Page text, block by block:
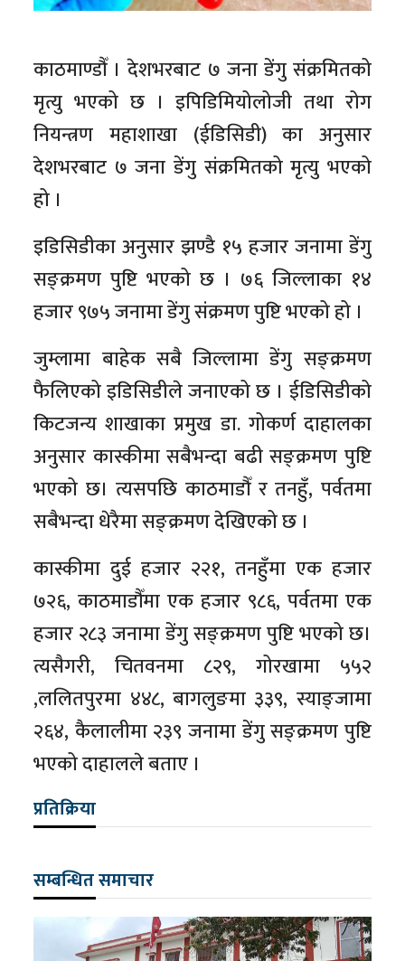
काठमाण्डौँ । देशभरबाट ७ जना डेंगु संक्रमितको
मृत्यु भएको छ । इपिडिमियोलोजी तथा रोग
नियन्त्रण महाशाखा (ईडिसिडी) का अनुसार
देशभरबाट ७ जना डेंगु संक्रमितको मृत्यु भएको
हो ।
इडिसिडीका अनुसार झण्डै १५ हजार जनामा डेंगु
सङ्क्रमण पुष्टि भएको छ । ७६ जिल्लाका १४
हजार ९७५ जनामा डेंगु संक्रमण पुष्टि भएको हो ।
जुम्लामा बाहेक सबै जिल्लामा डेंगु सङ्क्रमण
फैलिएको इडिसिडीले जनाएको छ । ईडिसिडीको
किटजन्य शाखाका प्रमुख डा. गोकर्ण दाहालका
अनुसार कास्कीमा सबैभन्दा बढी सङ्क्रमण पुष्टि
भएको छ। त्यसपछि काठमाडौँ र तनहुँ, पर्वतमा
सबैभन्दा धेरैमा सङ्क्रमण देखिएको छ ।
कास्कीमा दुई हजार २२१, तनहुँमा एक हजार
७२६, काठमाडौँमा एक हजार ९८६, पर्वतमा एक
हजार २८३ जनामा डेंगु सङ्क्रमण पुष्टि भएको छ।
त्यसैगरी, चितवनमा ८२९, गोरखामा ५५२
,ललितपुरमा ४४८, बागलुङमा ३३९, स्याङ्जामा
२६४, कैलालीमा २३९ जनामा डेंगु सङ्क्रमण पुष्टि
भएको दाहालले बताए ।
प्रतिक्रिया
सम्बन्धित समाचार